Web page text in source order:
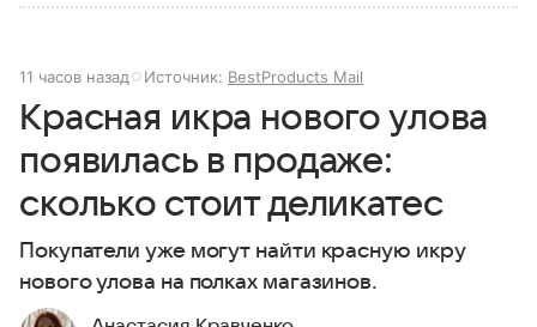
11 часов назад Источник: BestProducts Mail
Красная икра нового улова
появилась в продаже:
сколько стоит деликатес
Покупатели уже могут найти красную икру
нового улова на полках магазинов.